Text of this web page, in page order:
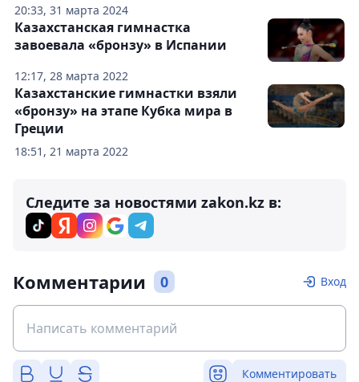
20:33, 31 марта 2024
12:17, 28 марта 2022
Казахстанская гимнастка
завоевала «бронзу» в Испании
18:51, 21 марта 2022
Казахстанские гимнастки взяли
«бронзу» на этапе Кубка мира в
Греции
Следите за новостями zakon.kz в:
Комментарии 0 Вход
Комментировать